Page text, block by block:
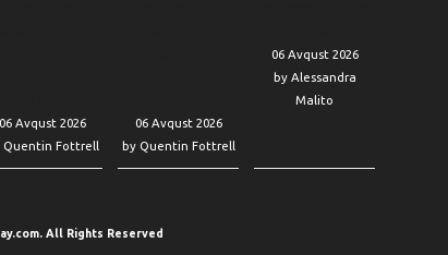
06 Avqust 2026
Quentin Fottrell
06 Avqust 2026
by Quentin Fottrell
06 Avqust 2026
by Alessandra
Malito
All Rights Reserved